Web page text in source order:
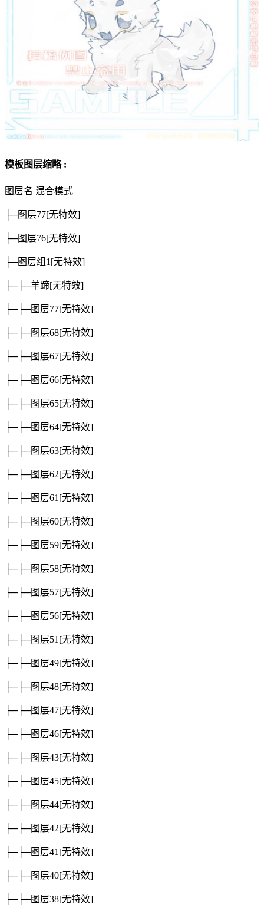
模板图层缩略 :
图层名 混合模式
├─图层77[无特效]
├─图层76[无特效]
├─图层组1 [无特效]
├─├─羊蹄[无特效]
├─├─图层77[无特效]
├─├─图层68[无特效]
├─├─图层67[无特效]
├─├─图层66[无特效]
├─├─图层65[无特效]
├─├─图层64[无特效]
├─├─图层63[无特效]
├─├─图层62[无特效]
├─├─图层61 [无特效]
├─├─图层60[无特效]
├─├─图层59[无特效]
├─├─图层58[无特效]
├─├─图层57[无特效]
├─├─图层56[无特效]
├─├─图层51 [无特效]
├─├─图层49[无特效]
├─├─图层48[无特效]
├─├─图层47[无特效]
├─├─图层46[无特效]
├─├─图层43[无特效]
├─├─图层45[无特效]
├─├─图层44[无特效]
├─├─图层42[无特效]
├─├─图层41 [无特效]
├─├─图层40[无特效]
├─├─图层38[无特效]